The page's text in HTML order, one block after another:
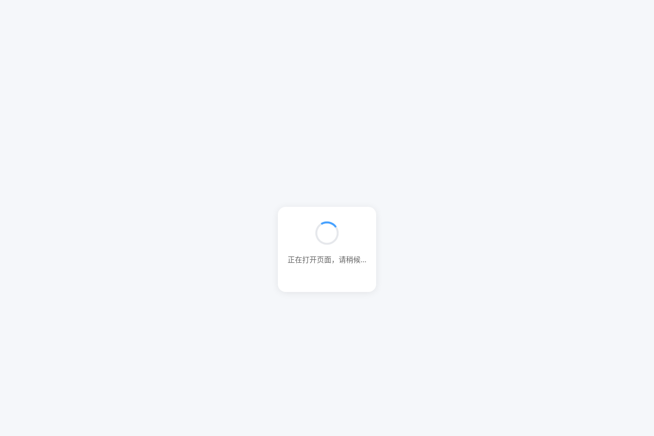
正在打开页面，请稍候...